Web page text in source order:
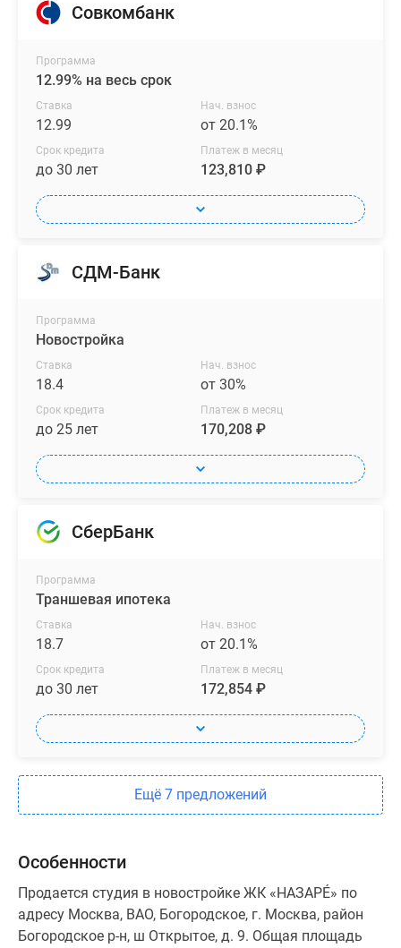
Совкомбанк
Программа
12.99% на весь срок
Ставка
12.99
Нач. взнос
от 20.1%
Срок кредита
до 30 лет
Платеж в месяц
123,810 ₽
СДМ-Банк
Программа
Новостройка
Ставка
18.4
Нач. взнос
от 30%
Срок кредита
до 25 лет
Платеж в месяц
170,208 ₽
СберБанк
Программа
Траншевая ипотека
Ставка
18.7
Нач. взнос
от 20.1%
Срок кредита
до 30 лет
Платеж в месяц
172,854 ₽
Ещё 7 предложений
Особенности
Продается студия в новостройке ЖК «НАЗАРÉ» по
адресу Москва, ВАО, Богородское, г. Москва, район
Богородское р-н, ш Открытое, д. 9. Общая площадь